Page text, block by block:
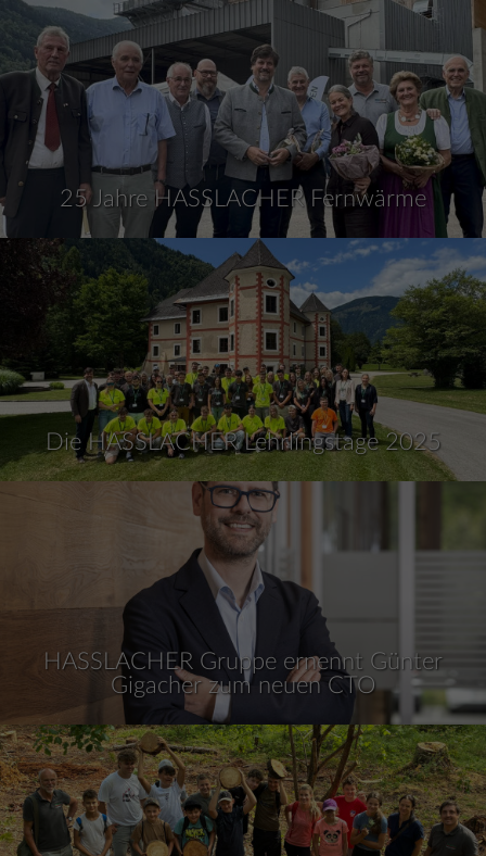
25 Jahre HASSLACHER Fernwärme
Die HASSLACHER Lehrlingstage 2025
HASSLACHER Gruppe ernennt Günter
Gigacher zum neuen CTO